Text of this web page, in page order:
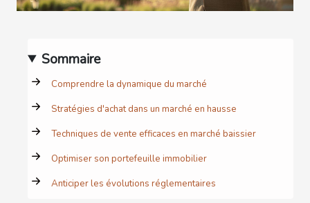
Sommaire
Comprendre la dynamique du marché
Stratégies d'achat dans un marché en hausse
Techniques de vente efficaces en marché baissier
Optimiser son portefeuille immobilier
Anticiper les évolutions réglementaires